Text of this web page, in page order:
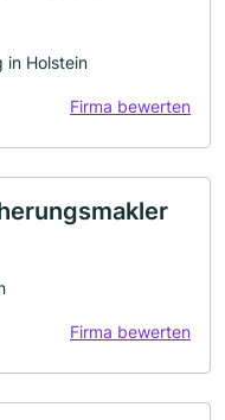
in Holstein
Firma bewerten
Firma bewerten